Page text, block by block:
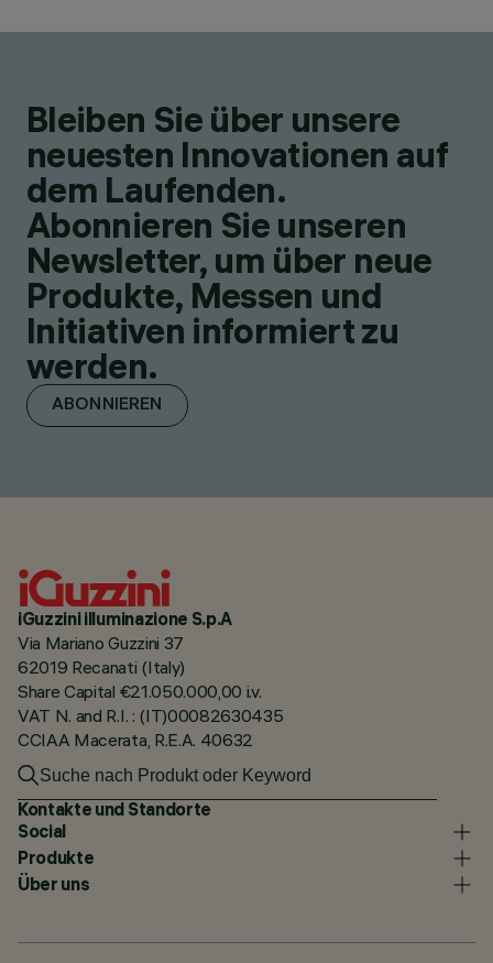
Bleiben Sie über unsere
neuesten Innovationen auf
dem Laufenden.
Abonnieren Sie unseren
Newsletter, um über neue
Produkte, Messen und
Initiativen informiert zu
werden.
ABONNIEREN
iGuzzini illuminazione S.p.A
Via Mariano Guzzini 37
62019 Recanati (Italy)
Share Capital €21.050.000,00 i.v.
VAT N. and R.I. : (IT)00082630435
CCIAA Macerata, R.E.A. 40632
Kontakte und Standorte
Social
Produkte
Über uns